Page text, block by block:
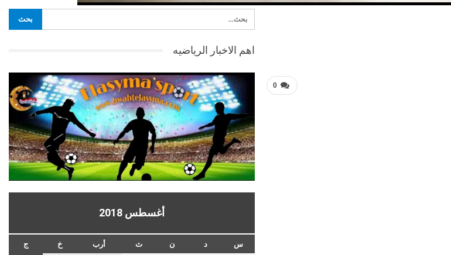
0
اهم الاخبار الرياضيه
أغسطس 2018
س د ن ث أرب خ
ج